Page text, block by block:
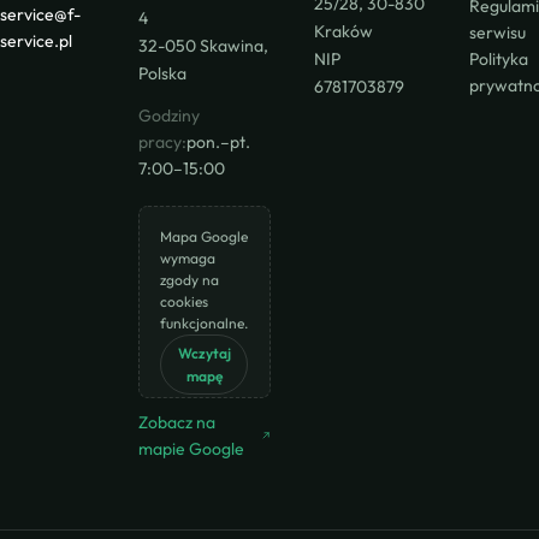
service@f-
service.pl
4
32-050 Skawina,
Polska
Godziny
pracy:pon.–pt.
7:00–15:00
Mapa Google
wymaga
zgody na
cookies
funkcjonalne.
Wczytaj
mapę
Zobacz na
mapie Google
Kraków
NIP
6781703879
serwisu
Polityka